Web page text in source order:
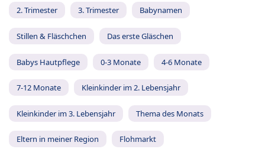
2. Trimester 3. Trimester Babynamen
Stillen & Fläschchen Das erste Gläschen
Babys Hautpflege 0-3 Monate 4-6 Monate
7-12 Monate Kleinkinder im 2. Lebensjahr
Kleinkinder im 3. Lebensjahr Thema des Monats
Eltern in meiner Region Flohmarkt